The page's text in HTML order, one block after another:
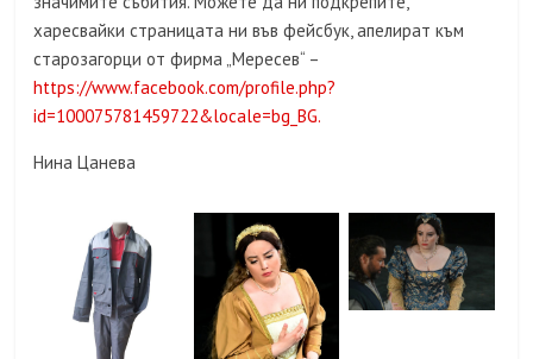
харесвайки страницата ни във фейсбук, апелират към
старозагорци от фирма „Мересев“ –
https://www.facebook.com/profile.php?
id=100075781459722&locale=bg_BG.
Нина Цанева